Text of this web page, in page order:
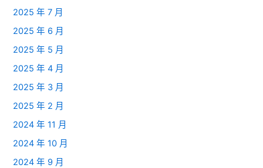
2025 年 7 月
2025 年 6 月
2025 年 5 月
2025 年 4 月
2025 年 3 月
2025 年 2 月
2024 年 11 月
2024 年 10 月
2024 年 9 月